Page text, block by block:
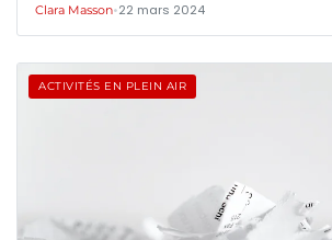
Clara Masson•22 mars 2024
ACTIVITÉS EN PLEIN AIR